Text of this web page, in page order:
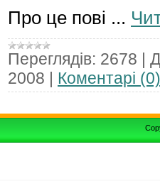
Про це пові ...
Переглядів: 2678 |
2008 | Коментарі (0)